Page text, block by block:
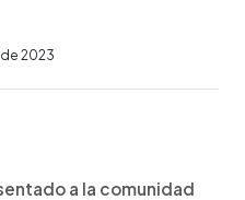
2023
a la comunidad